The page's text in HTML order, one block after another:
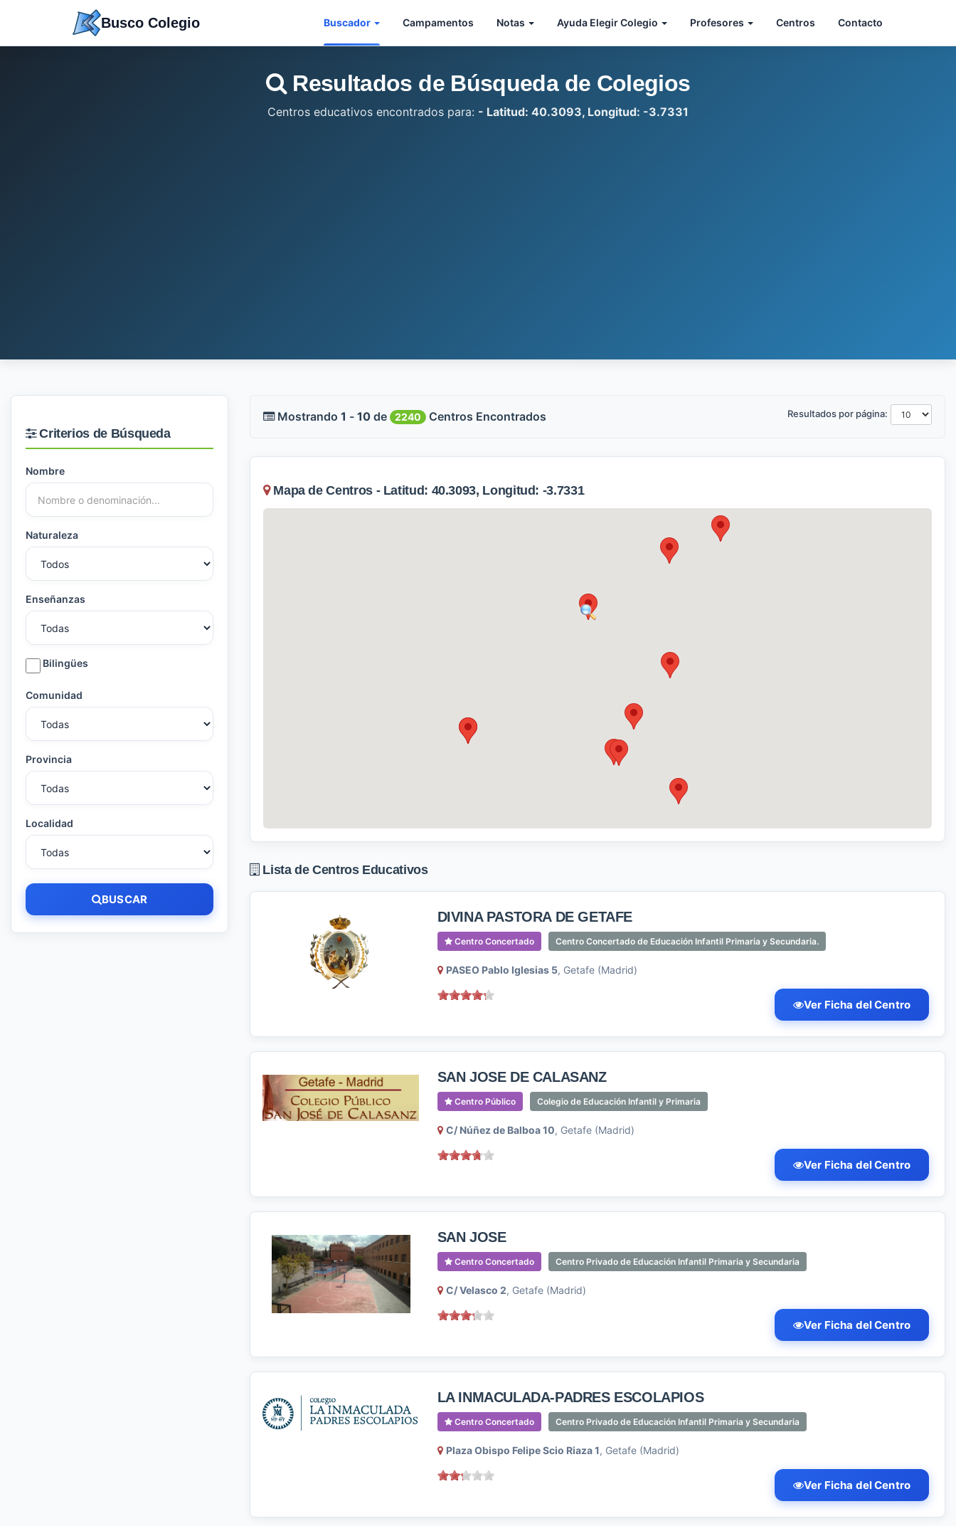
Busco Colegio Buscador Campamentos Notas Ayuda Elegir Colegio Profesores Centros Contacto
Resultados de Búsqueda de Colegios
Centros educativos encontrados para: - Latitud: 40.3093, Longitud: -3.7331
Criterios de Búsqueda
Nombre
Naturaleza
Enseñanzas
Bilingües
Comunidad
Provincia
Localidad
BUSCAR
Mostrando 1 - 10 de 2240 Centros Encontrados Resultados por página:
Mapa de Centros - Latitud: 40.3093, Longitud: -3.7331
Lista de Centros Educativos
DIVINA PASTORA DE GETAFE
Centro Concertado Centro Concertado de Educación Infantil Primaria y Secundaria.
PASEO Pablo Iglesias 5, Getafe (Madrid)
Ver Ficha del Centro
SAN JOSE DE CALASANZ
Centro Público Colegio de Educación Infantil y Primaria
C/ Núñez de Balboa 10, Getafe (Madrid)
Ver Ficha del Centro
SAN JOSE
Centro Concertado Centro Privado de Educación Infantil Primaria y Secundaria
C/ Velasco 2, Getafe (Madrid)
Ver Ficha del Centro
LA INMACULADA-PADRES ESCOLAPIOS
Centro Concertado Centro Privado de Educación Infantil Primaria y Secundaria
Plaza Obispo Felipe Scio Riaza 1, Getafe (Madrid)
Ver Ficha del Centro